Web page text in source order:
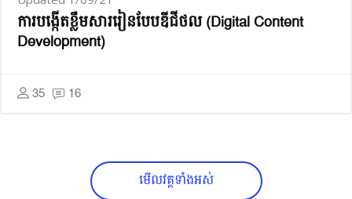
ការ​បង្កើត​ខ្លឹមសារ​រៀន​បែប​ឌីជីថល (Digital Content
Development)
35 16
មើល​វគ្គ​ទាំងអស់